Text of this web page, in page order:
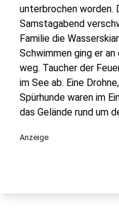
unterbrochen worden.
Samstagabend
Familie die
Schwimmen ging er
weg. Taucher der
im See ab. Eine
Spürhunde waren im
das Gelände rund um
Anzeige